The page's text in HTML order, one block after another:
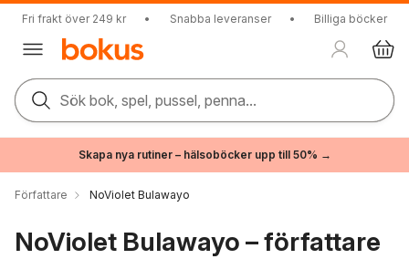
Fri frakt över 249 kr • Snabba leveranser • Billiga böcker
Sök bok, spel, pussel, penna...
Skapa nya rutiner – hälsoböcker upp till 50% →
Författare NoViolet Bulawayo
NoViolet Bulawayo – författare